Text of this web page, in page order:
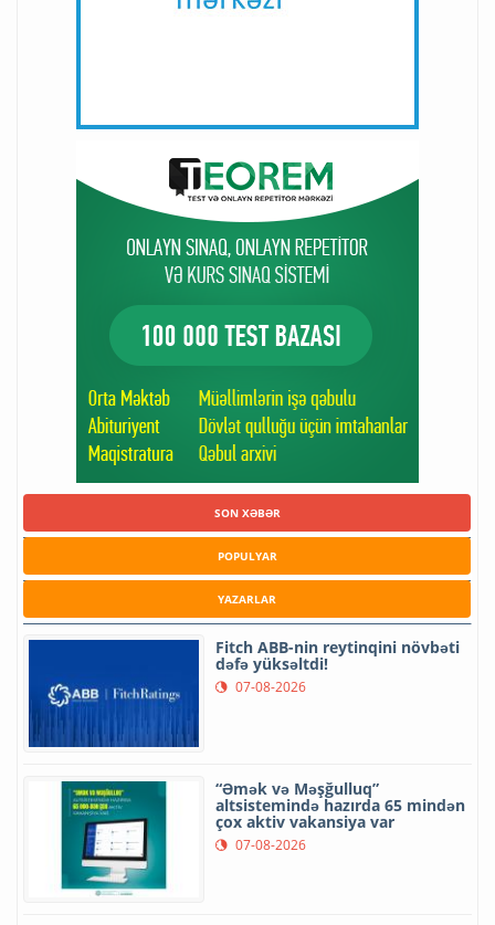
SON XƏBƏR
POPULYAR
YAZARLAR
Fitch ABB-nin reytinqini növbəti
dəfə yüksəltdi!
07-08-2026
“Əmək və Məşğulluq”
altsistemində hazırda 65 mindən
çox aktiv vakansiya var
07-08-2026